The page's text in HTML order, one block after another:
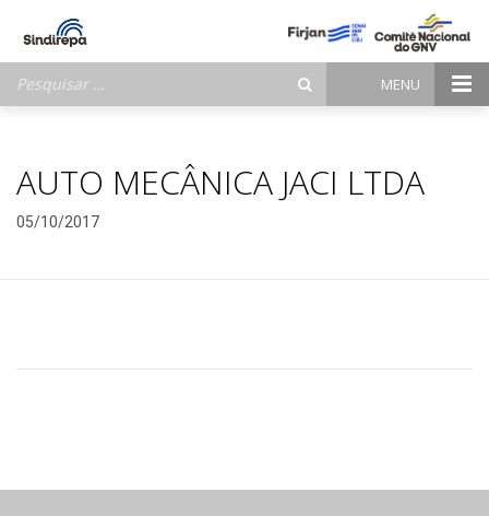
por:
MENU
AUTO MECÂNICA JACI LTDA
05/10/2017